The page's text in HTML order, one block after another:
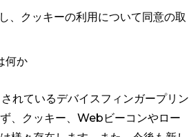
、クッキーの利用について同意の取
何か
れているデバイスフィンガープリン
、クッキー、Webビーコンやロー